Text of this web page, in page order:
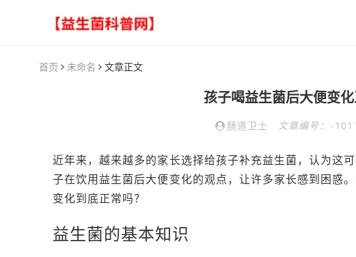
首页 未命名 文章正文
孩子喝益生菌后大便变
肠道卫士 文章编号： -
近年来，越来越多的家长选择给孩子补充益生菌，认为这
子在饮用益生菌后大便变化的观点，让许多家长感到困惑
变化到底正常吗？
益生菌的基本知识